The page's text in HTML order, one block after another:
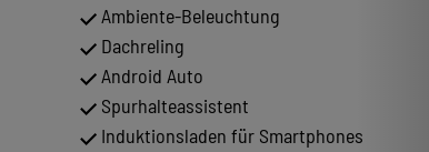
Ambiente-Beleuchtung
Dachreling
Android Auto
Spurhalteassistent
Induktionsladen für Smartphones